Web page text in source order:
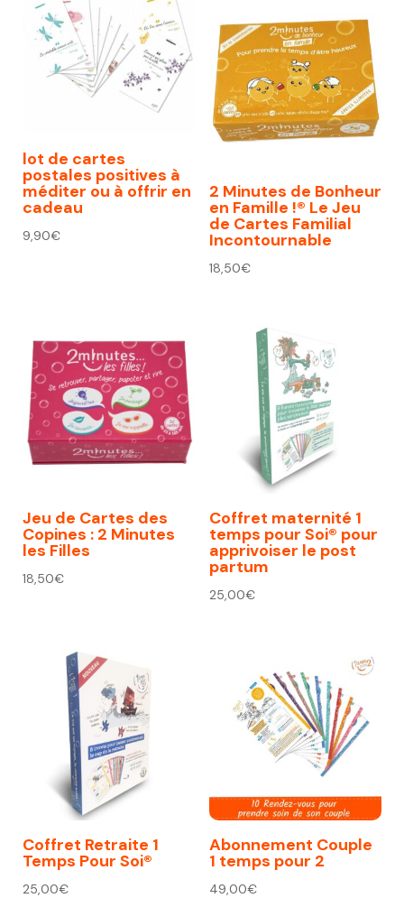
lot de cartes
postales positives à
méditer ou à offrir en
cadeau
9,90€
2 Minutes de Bonheur
en Famille !® Le Jeu
de Cartes Familial
Incontournable
18,50€
Jeu de Cartes des
Copines : 2 Minutes
les Filles
18,50€
Coffret maternité 1
temps pour Soi® pour
apprivoiser le post
partum
25,00€
Coffret Retraite 1
Temps Pour Soi®
25,00€
Abonnement Couple
1 temps pour 2
49,00€